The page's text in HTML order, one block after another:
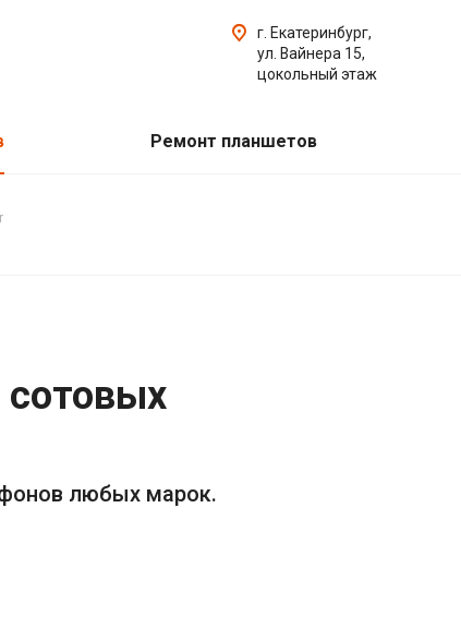
г. Екатеринбург,
ул. Вайнера 15,
цокольный этаж
Ремонт планшетов
любых марок.